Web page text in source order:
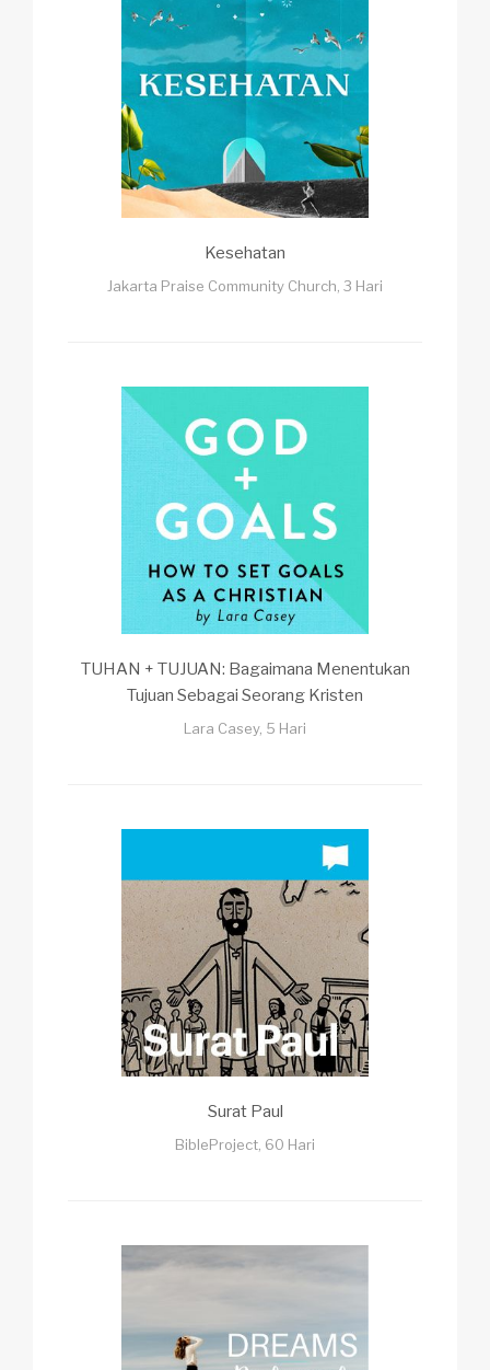
Kesehatan
Jakarta Praise Community Church, 3 Hari
TUHAN + TUJUAN: Bagaimana Menentukan
Tujuan Sebagai Seorang Kristen
Lara Casey, 5 Hari
Surat Paul
BibleProject, 60 Hari